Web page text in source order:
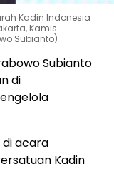
Kadin Indonesia
Kamis
Subianto)
Subianto
di
di acara
Kadin